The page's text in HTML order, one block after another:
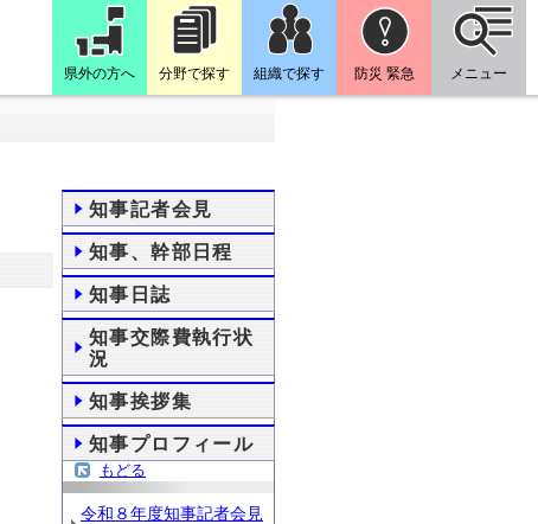
県外の方へ 分野で探す 組織で探す 防災 緊急 メニュー
知事記者会見
知事、幹部日程
知事日誌
知事交際費執行状
況
知事挨拶集
知事プロフィール
もどる
令和８年度知事記者会見